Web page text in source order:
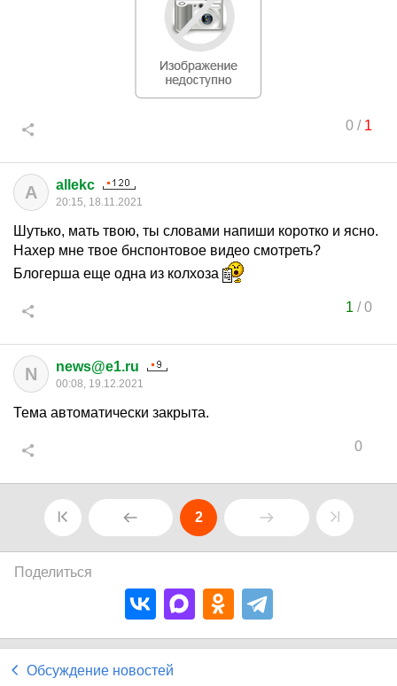
0/ 1
A allekc
20:15, 18.11.2021
Шутько, мать твою, ты словами напиши коротко и ясно.
Нахер мне твое бнспонтовое видео смотреть?
Блогерша еще одна из колхоза
1 /0
N news@e1.ru
00:08, 19.12.2021
Тема автоматически закрыта.
0
2
Поделиться
Обсуждение новостей